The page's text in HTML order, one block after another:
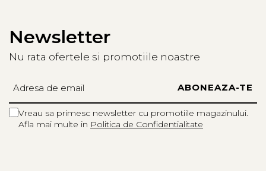
Newsletter
Nu rata ofertele si promotiile noastre
Vreau sa primesc newsletter cu promotiile magazinului.
Afla mai multe in Politica de Confidentialitate